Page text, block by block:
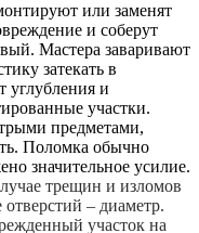
или заменят
и соберут
Мастера заваривают
затекать в
углубления и
участки.
предметами,
Поломка обычно
значительное усилие.
трещин и изломов
– диаметр.
участок на